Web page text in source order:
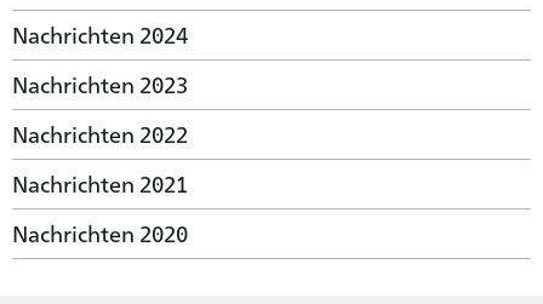
Nachrichten 2024
Nachrichten 2023
Nachrichten 2022
Nachrichten 2021
Nachrichten 2020